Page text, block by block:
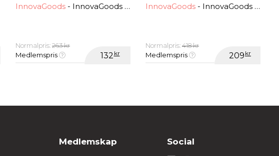
InnovaGoods - InnovaGoods 28W 5 i 1 elektrisk anticellulitt massasjeapparat
Normalpris:263 kr
Medlemspris
132kr
InnovaGoods - InnovaGoods Pro Vakuumterapi Anti-cellulitt Enhet
Normalpris:418 kr
Medlemspris
209kr
Medlemskap Social